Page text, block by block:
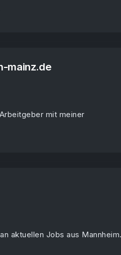
mainz.de
mit meiner
aktuellen Jobs aus